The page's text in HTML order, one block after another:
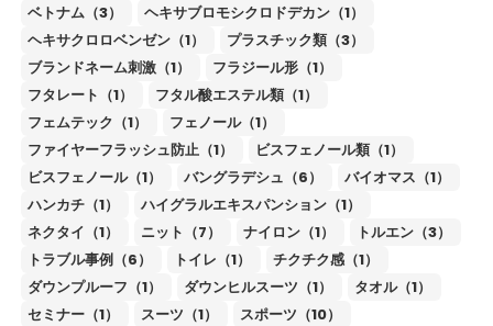
ベトナム（3）
ヘキサブロモシクロドデカン（1）
ヘキサクロロベンゼン（1）
プラスチック類（3）
ブランドネーム刺激（1）
フラジール形（1）
フタレート（1）
フタル酸エステル類（1）
フェムテック（1）
フェノール（1）
ファイヤーフラッシュ防止（1）
ビスフェノール類（1）
ビスフェノール（1）
バングラデシュ（6）
バイオマス（1）
ハンカチ（1）
ハイグラルエキスパンション（1）
ネクタイ（1）
ニット（7） ナイロン（1）
トルエン（3）
トラブル事例（6）
トイレ（1）
チクチク感（1）
ダウンプルーフ（1）
ダウンヒルスーツ（1）
タオル（1）
セミナー（1）
スーツ（1）
スポーツ（10）